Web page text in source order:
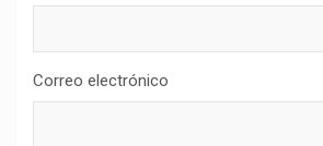
Correo electrónico